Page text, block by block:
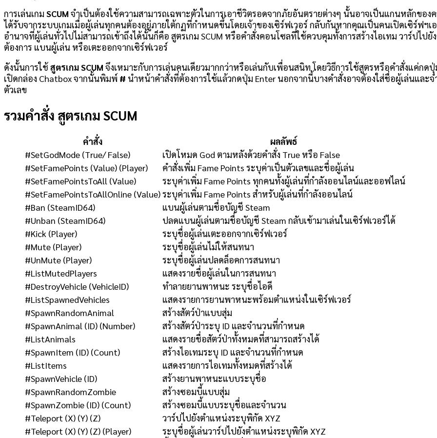
การเล่นเกม SCUM จำเป็นต้องใช้ความสามารถเฉพาะตัวในการเอาชีวิตรอดจากภัยอันตรายต่างๆ นั้นอาจเป็นแกนหลักของ
ได้รับจากระบบเกมเมื่อผู้เล่นทุกคนต้องอยู่ภายใต้กฏที่กำหนดขึ้นโดยเจ้าของเซิร์ฟเวอร์ กลับกันหากคุณเป็นคนเปิดเซิร์ฟฯเ
อำนาจที่ผู้เล่นทั่วไปไม่สามารถเข้าถึงได้นั้นก็คือ สูตรเกม SCUM หรือคำสั่งคอนโซลที่ใช้ควบคุมทั้งการสร้างไอเทม วาร์ปไป
ต้องการ แบนผู้เล่น หรือเตะออกจากเซิร์ฟเวอร์
ดังนั้นการใช้ สูตรเกม SCUM จึงเหมาะกับการเล่นคนเดียวมากกว่าหรือเล่นกับเพื่อนสนิท โดยวิธีการใช้สูตรหรือคำสั่งแค่กดปุ่
เปิดกล่อง Chatbox จากนั้นพิมพ์ # นำหน้าคำสั่งที่ต้องการใช้แล้วกดปุ่ม Enter นอกจากนี้บางคำสั่งอาจต้องใส่ชื่อผู้เล่นและ
ตัวเลข
รวมคำสั่ง สูตรเกม SCUM
คำสั่ง
ผลลัพธ์
#SetGodMode (True/ False)
เปิดโหมด God ตามหลังด้วยคำสั่ง True หรือ False
#SetFamePoints (Value) (Player)
คำสั่งเพิ่ม Fame Points ระบุค่าเป็นตัวเลขและชื่อผู้เล่น
#SetFamePointsToAll (Value)
ระบุค่าเพิ่ม Fame Points ทุกคนทั้งผู้เล่นที่กำลังออนไลน์และออฟไลน์
#SetFamePointsToAllOnline (Value)ระบุค่าเพิ่ม Fame Points สำหรับผู้เล่นที่กำลังออนไลน์
#Ban (SteamID64)
แบนผู้เล่นตามชื่อบัญชี Steam
#Unban (SteamID64)
ปลดแบนผู้เล่นตามชื่อบัญชี Steam กลับเข้ามาเล่นในเซิร์ฟเวอร์ได้
#Kick (Player)
ระบุชื่อผู้เล่นเตะออกจากเซิร์ฟเวอร์
#Mute (Player)
ระบุชื่อผู้เล่นไม่ให้สนทนา
#UnMute (Player)
ระบุชื่อผู้เล่นปลดล็อคการสนทนา
#ListMutedPlayers
แสดงรายชื่อผู้เล่นในการสนทนา
#DestroyVehicle (VehicleID)
ทำลายยานพาหนะ ระบุชื่อไอดี
#ListSpawnedVehicles
แสดงรายการยานพาหนะพร้อมตำแหน่งในเซิร์ฟเวอร์
#SpawnRandomAnimal
สร้างสัตว์ป่าแบบสุ่ม
#SpawnAnimal (ID) (Number)
สร้างสัตว์ป่าระบุ ID และจำนวนที่กำหนด
#ListAnimals
แสดงรายชื่อสัตว์ป่าทั้งหมดที่สามารถสร้างได้
#SpawnItem (ID) (Count)
สร้างไอเทมระบุ ID และจำนวนที่กำหนด
#ListItems
แสดงรายการไอเทมทั้งหมดที่สร้างได้
#SpawnVehicle (ID)
สร้างยานพาหนะแบบระบุชื่อ
#SpawnRandomZombie
สร้างซอมบี้แบบสุ่ม
#SpawnZombie (ID) (Count)
สร้างซอมบี้แบบระบุชื่อและจำนวน
#Teleport (X) (Y) (Z)
วาร์ปไปยังตำแหน่งระบุพิกัด XYZ
#Teleport (X) (Y) (Z) (Player)
ระบุชื่อผู้เล่นวาร์ปไปยังตำแหน่งระบุพิกัด XYZ